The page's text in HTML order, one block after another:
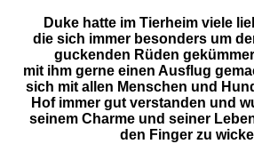
Duke hatte im Tierheim viele
diesich immer besonders um
guckenden Rüden
mit ihmgerne einen Ausflug
sich mit allen Menschen und
Hof immer gut verstanden und
seinem Charme und seiner
den Finger zu